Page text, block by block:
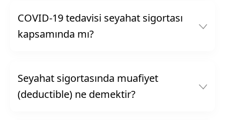
COVID-19 tedavisi seyahat sigortası
kapsamında mı?
Seyahat sigortasında muafiyet
(deductible) ne demektir?